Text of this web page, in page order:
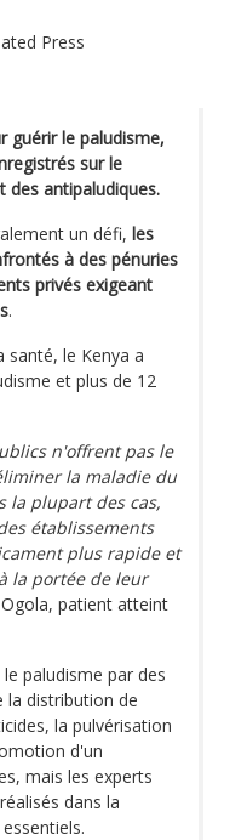
Press
guérir le paludisme,
sur le
des antipaludiques.
un défi, les
à des pénuries
privés exigeant
.
santé, le Kenya a
et plus de 12
n'offrent pas le
la maladie du
la plupart des cas,
établissements
plus rapide et
la portée de leur
patient atteint
paludisme par des
la distribution de
la pulvérisation
d'un
mais les experts
dans la